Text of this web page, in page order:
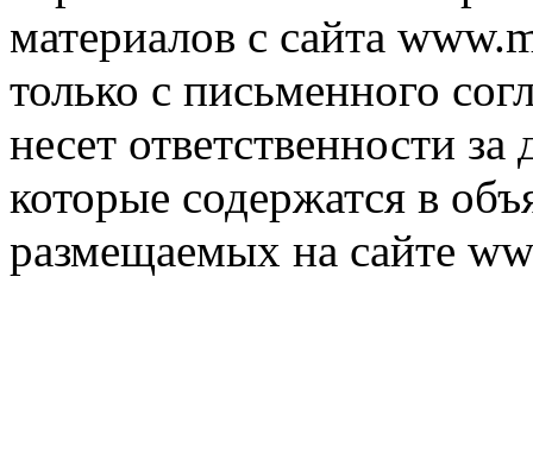
материалов с сайта
только с письменного
несет ответственности
которые содержатся в
размещаемых на сайте